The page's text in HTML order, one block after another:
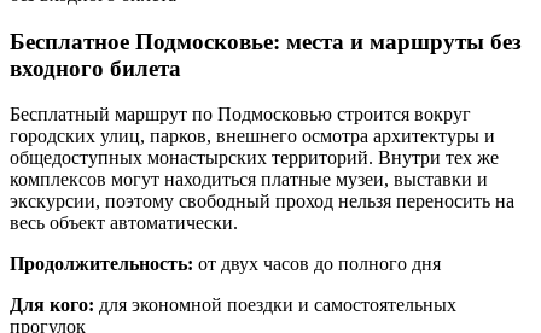
Бесплатное Подмосковье: места и маршруты без
входного билета
Бесплатный маршрут по Подмосковью строится вокруг
городских улиц, парков, внешнего осмотра архитектуры и
общедоступных монастырских территорий. Внутри тех же
комплексов могут находиться платные музеи, выставки и
экскурсии, поэтому свободный проход нельзя переносить на
весь объект автоматически.
Продолжительность: от двух часов до полного дня
Для кого: для экономной поездки и самостоятельных
прогулок